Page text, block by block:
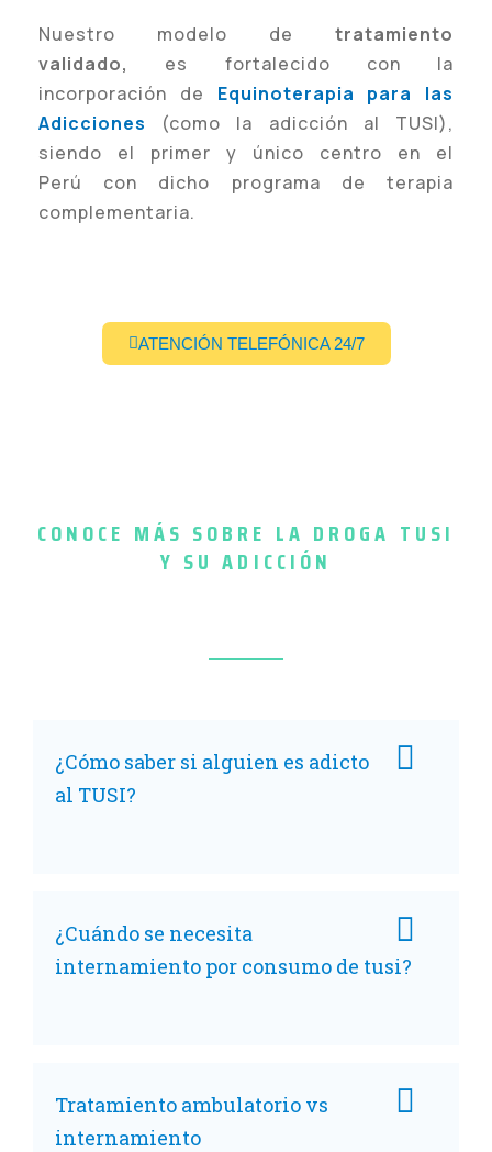
Nuestro modelo de tratamiento
validado, es fortalecido con la
incorporación de Equinoterapia para las
Adicciones (como la adicción al TUSI),
siendo el primer y único centro en el
Perú con dicho programa de terapia
complementaria.
ATENCIÓN TELEFÓNICA 24/7
CONOCE MÁS SOBRE LA DROGA TUSI
Y SU ADICCIÓN
¿Cómo saber si alguien es adicto
al TUSI?
¿Cuándo se necesita
internamiento por consumo de tusi?
Tratamiento ambulatorio vs
internamiento